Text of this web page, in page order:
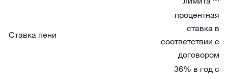
Ставка пени
процентная
ставка в
соответствии с
договором
36% в год с